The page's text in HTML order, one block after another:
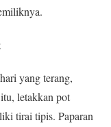
yang terang,
letakkan pot
tirai tipis. Paparan